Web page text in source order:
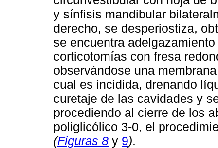
y sínfisis mandibular
derecho, se desperiostiza,
se encuentra
corticotomías con fresa
observándose una
cual es incidida, drenando
curetaje de las cavidades y
procediendo al cierre de los
poliglicólico 3-0, el
(Figuras 8 y 9).